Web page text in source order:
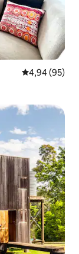
4,94 de uma
4,94 (95)